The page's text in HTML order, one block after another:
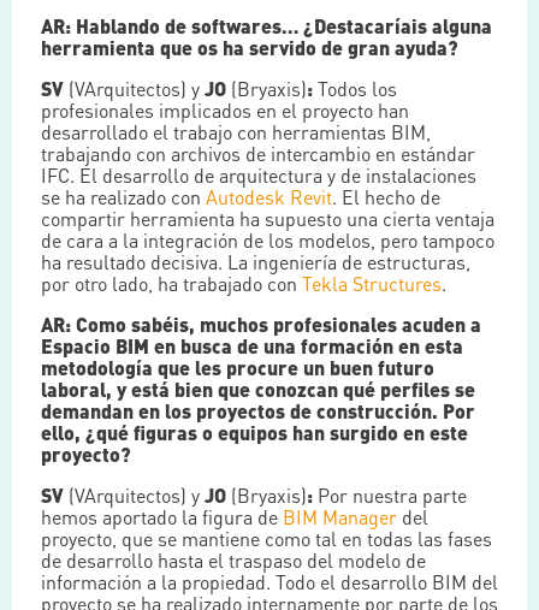
AR: Hablando de softwares… ¿Destacaríais alguna
herramienta que os ha servido de gran ayuda?
SV (VArquitectos) yJO (Bryaxis):Todos los
profesionales implicados en el proyecto han
desarrollado el trabajo con herramientas BIM,
trabajando con archivos de intercambio en estándar
IFC. El desarrollo de arquitectura y de instalaciones
se ha realizado con Autodesk Revit. El hecho de
compartir herramienta ha supuesto una cierta ventaja
de cara a la integración de los modelos, pero tampoco
ha resultado decisiva. La ingeniería de estructuras,
por otro lado, ha trabajado con Tekla Structures.
AR: Como sabéis, muchos profesionales acuden a
Espacio BIM en busca de una formación en esta
metodología que les procure un buen futuro
laboral, y está bien que conozcan qué perfiles se
demandan en los proyectos de construcción. Por
ello, ¿qué figuras o equipos han surgido en este
proyecto?
SV (VArquitectos) yJO (Bryaxis): Por nuestra parte
hemos aportado la figura de BIM Manager del
proyecto, que se mantiene como tal en todas las fases
de desarrollo hasta el traspaso del modelo de
información a la propiedad. Todo el desarrollo BIM del
proyecto se ha realizado internamente por parte de los